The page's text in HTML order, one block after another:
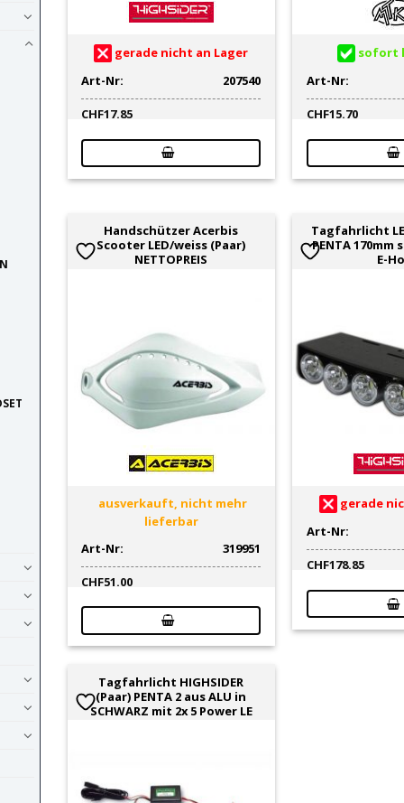
gerade nicht an Lager
Art-Nr:
207540
CHF17.85
sofort
Art-Nr:
CHF15.70
Handschützer Acerbis
Scooter LED/weiss (Paar)
NETTOPREIS
ausverkauft, nicht mehr
lieferbar
Art-Nr:
319951
CHF51.00
Tagfahrlicht
PENTA
E-
gerade
Art-Nr:
CHF178.85
Tagfahrlicht HIGHSIDER
(Paar) PENTA 2 aus ALU in
SCHWARZ mit 2x 5 Power LE